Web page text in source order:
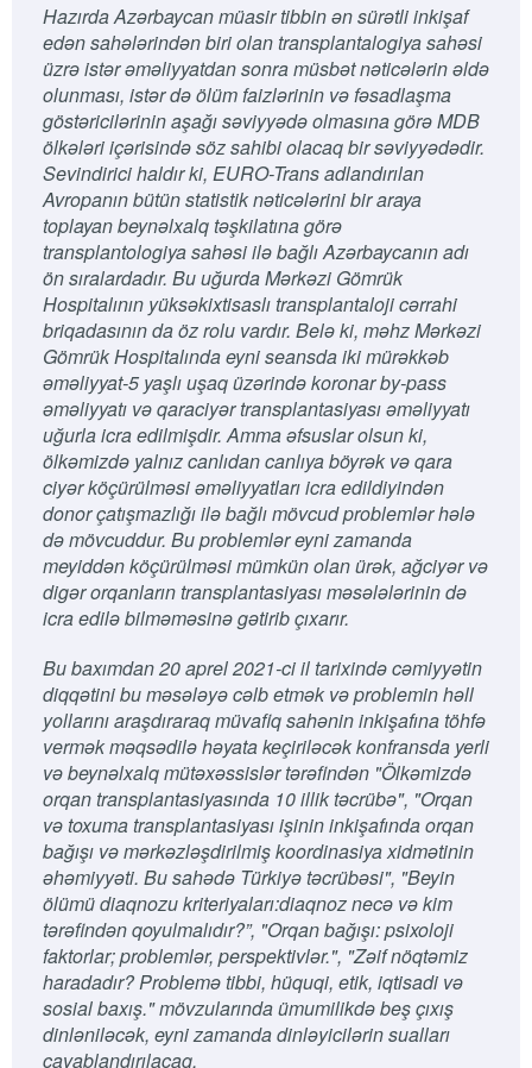
Hazırda Azərbaycan müasir tibbin ən sürətli inkişaf
edən sahələrindən biri olan transplantalogiya sahəsi
üzrə istər əməliyyatdan sonra müsbət nəticələrin əldə
olunması, istər də ölüm faizlərinin və fəsadlaşma
göstəricilərinin aşağı səviyyədə olmasına görə MDB
ölkələri içərisində söz sahibi olacaq bir səviyyədədir.
Sevindirici haldır ki, EURO-Trans adlandırılan
Avropanın bütün statistik nəticələrini bir araya
toplayan beynəlxalq təşkilatına görə
transplantologiya sahəsi ilə bağlı Azərbaycanın adı
ön sıralardadır. Bu uğurda Mərkəzi Gömrük
Hospitalının yüksəkixtisaslı transplantaloji cərrahi
briqadasının da öz rolu vardır. Belə ki, məhz Mərkəzi
Gömrük Hospitalında eyni seansda iki mürəkkəb
əməliyyat-5 yaşlı uşaq üzərində koronar by-pass
əməliyyatı və qaraciyər transplantasiyası əməliyyatı
uğurla icra edilmişdir. Amma əfsuslar olsun ki,
ölkəmizdə yalnız canlıdan canlıya böyrək və qara
ciyər köçürülməsi əməliyyatları icra edildiyindən
donor çatışmazlığı ilə bağlı mövcud problemlər hələ
də mövcuddur. Bu problemlər eyni zamanda
meyiddən köçürülməsi mümkün olan ürək, ağciyər və
digər orqanların transplantasiyası məsələlərinin də
icra edilə bilməməsinə gətirib çıxarır.
Bu baxımdan 20 aprel 2021-ci il tarixində cəmiyyətin
diqqətini bu məsələyə cəlb etmək və problemin həll
yollarını araşdıraraq müvafiq sahənin inkişafına töhfə
vermək məqsədilə həyata keçiriləcək konfransda yerli
və beynəlxalq mütəxəssislər tərəfindən "Ölkəmizdə
orqan transplantasiyasında 10 illik təcrübə", "Orqan
və toxuma transplantasiyası işinin inkişafında orqan
bağışı və mərkəzləşdirilmiş koordinasiya xidmətinin
əhəmiyyəti. Bu sahədə Türkiyə təcrübəsi", "Beyin
ölümü diaqnozu kriteriyaları:diaqnoz necə və kim
tərəfindən qoyulmalıdır?”, "Orqan bağışı: psixoloji
faktorlar; problemlər, perspektivlər.", "Zəif nöqtəmiz
haradadır? Problemə tibbi, hüquqi, etik, iqtisadi və
sosial baxış." mövzularında ümumilikdə beş çıxış
dinləniləcək, eyni zamanda dinləyicilərin sualları
cavablandırılacaq.